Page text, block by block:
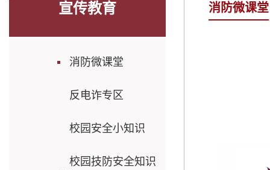
宣传教育
消防微课堂
反电诈专区
校园安全小知识
校园技防安全知识
消防微课堂